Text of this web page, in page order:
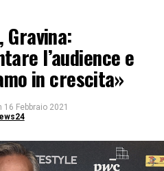
Gravina:
l’audience e
in crescita»
16 Febbraio 2021